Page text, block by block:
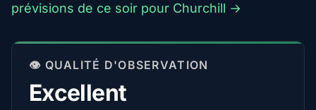
prévisions de ce soir pour Churchill →
👁️ QUALITÉ D'OBSERVATION
Excellent